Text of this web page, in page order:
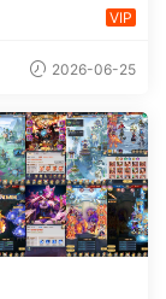
VIP
2026-06-25